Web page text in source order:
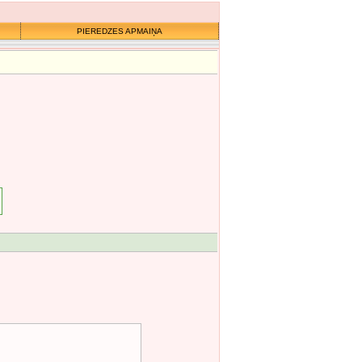
PIEREDZES APMAIŅA